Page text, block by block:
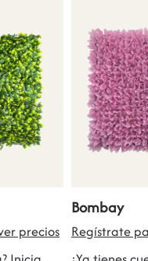
precios
Bombay
Regístrate